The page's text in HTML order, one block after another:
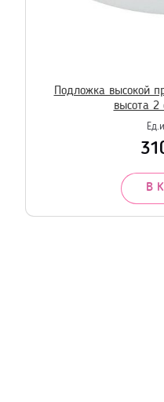
Подложка высокой
высота 2
В